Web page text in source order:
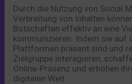
Durch die Nutzung von Social
Verbreitung von Inhalten
Botschaften effektiv an eine
kommunizieren. Indem sie auf
Plattformen präsent sind und
Zielgruppe interagieren,
Online-Präsenz und erhöhen
digitalen Welt.